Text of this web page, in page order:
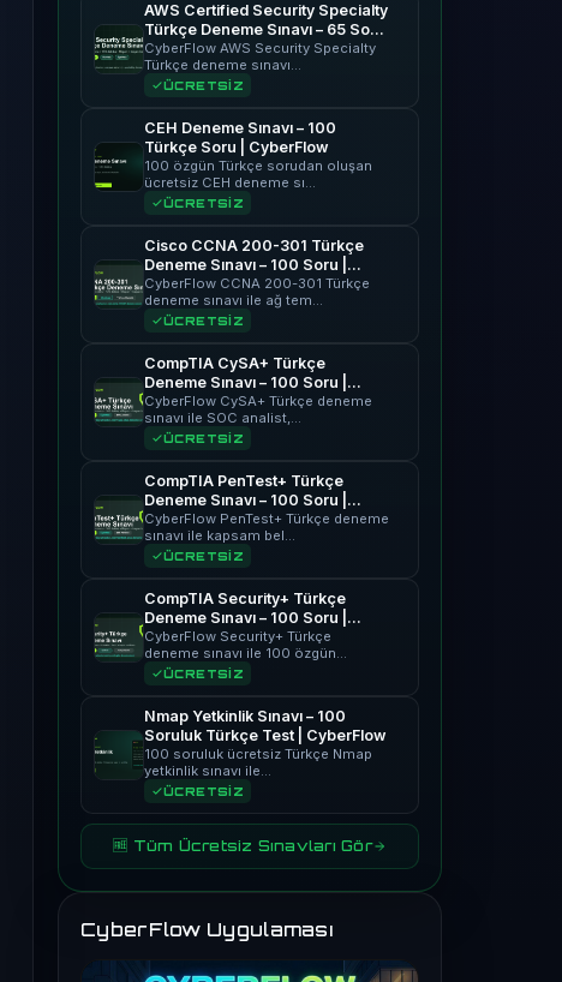
AWS Certified Security Specialty
Türkçe Deneme Sınavı – 65 Soru
| CyberFlow
CyberFlow AWS Security Specialty
Türkçe deneme sınavı…
ÜCRETSİZ
CEH Deneme Sınavı – 100
Türkçe Soru | CyberFlow
100 özgün Türkçe sorudan oluşan
ücretsiz CEH deneme sı…
ÜCRETSİZ
Cisco CCNA 200-301 Türkçe
Deneme Sınavı – 100 Soru |
CyberFlow
CyberFlow CCNA 200-301 Türkçe
deneme sınavı ile ağ tem…
ÜCRETSİZ
CompTIA CySA+ Türkçe
Deneme Sınavı – 100 Soru |
CyberFlow
CyberFlow CySA+ Türkçe deneme
sınavı ile SOC analist,…
ÜCRETSİZ
CompTIA PenTest+ Türkçe
Deneme Sınavı – 100 Soru |
CyberFlow
CyberFlow PenTest+ Türkçe deneme
sınavı ile kapsam bel…
ÜCRETSİZ
CompTIA Security+ Türkçe
Deneme Sınavı – 100 Soru |
CyberFlow
CyberFlow Security+ Türkçe
deneme sınavı ile 100 özgün…
ÜCRETSİZ
Nmap Yetkinlik Sınavı – 100
Soruluk Türkçe Test | CyberFlow
100 soruluk ücretsiz Türkçe Nmap
yetkinlik sınavı ile…
ÜCRETSİZ
🆓 Tüm Ücretsiz Sınavları Gör
CyberFlow Uygulaması